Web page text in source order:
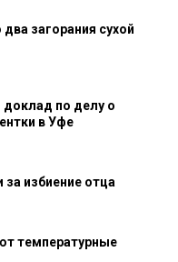
загорания сухой
доклад по делу о
в Уфе
избиение отца
температурные